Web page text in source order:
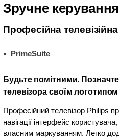
Зручне керування
Професійна
PrimeSuite
Будьте помітними.
телевізора своїм логотипом
Професійний телевізор Philips
навігації інтерфейс
власним маркуванням. Легко